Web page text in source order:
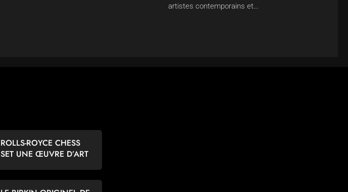
artistes contemporains et…
ROLLS-ROYCE CHESS
SET UNE ŒUVRE D’ART